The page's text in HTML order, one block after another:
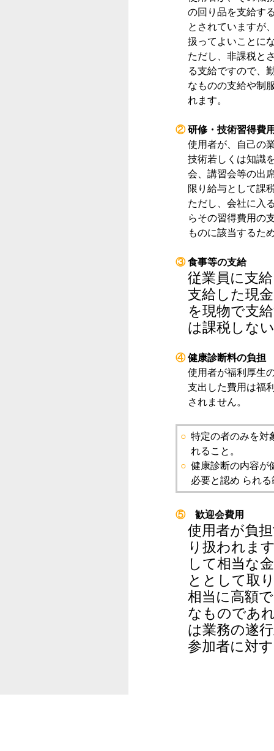
の回り品を支給す
とされていますが
扱ってよいことに
ただし、非課税と
る支給ですので、
なものの支給や制
れます。
②研修・技術習得費
使用者が、自己の
技術若しくは知識
会、講習会等の出
限り給与として課
ただし、会社に入
らその習得費用の
ものに該当するた
③食事等の支給
従業員に支
支給した現
を現物で支
は課税しな
④健康診断料の負担
使用者が福利厚生
支出した費用は福
されません。
○ 特定の者のみを対
れること。
○ 健康診断の内容が
必要と認め られ
⑤歓迎会費用
使用者が負
り扱われま
して相当な
ととして取
相当に高額
なものであ
は業務の遂
参加者に対